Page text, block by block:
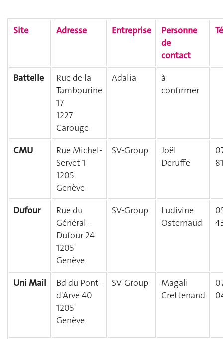
Site Adresse Entreprise
Personne
de
contact
Battelle
Rue de la
Tambourine
17
1227
Carouge
Adalia
à
confirmer
CMU
Rue Michel-
Servet 1
1205
Genève
SV-Group
Joël
Deruffe
Dufour
Rue du
Général-
Dufour 24
1205
Genève
SV-Group
Ludivine
Osternaud
Uni Mail
Bd du Pont-
d'Arve 40
1205
Genève
SV-Group
Magali
Crettenand